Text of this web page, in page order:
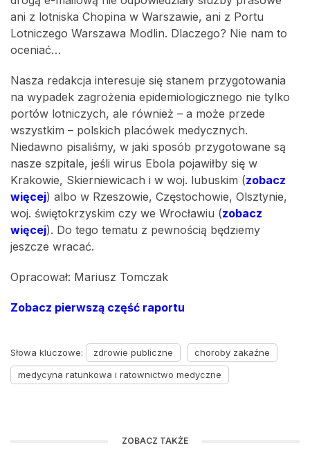
ani z lotniska Chopina w Warszawie, ani z Portu
Lotniczego Warszawa Modlin. Dlaczego? Nie nam to
oceniać…
Nasza redakcja interesuje się stanem przygotowania
na wypadek zagrożenia epidemiologicznego nie tylko
portów lotniczych, ale również – a może przede
wszystkim – polskich placówek medycznych.
Niedawno pisaliśmy, w jaki sposób przygotowane są
nasze szpitale, jeśli wirus Ebola pojawiłby się w
Krakowie, Skierniewicach i w woj. lubuskim (zobacz
więcej) albo w Rzeszowie, Częstochowie, Olsztynie,
woj. świętokrzyskim czy we Wrocławiu (zobacz
więcej). Do tego tematu z pewnością będziemy
jeszcze wracać.
Opracował: Mariusz Tomczak
Zobacz pierwszą część raportu
Słowa kluczowe: zdrowie publiczne
choroby zakaźne
medycyna ratunkowa i ratownictwo medyczne
ZOBACZ TAKŻE